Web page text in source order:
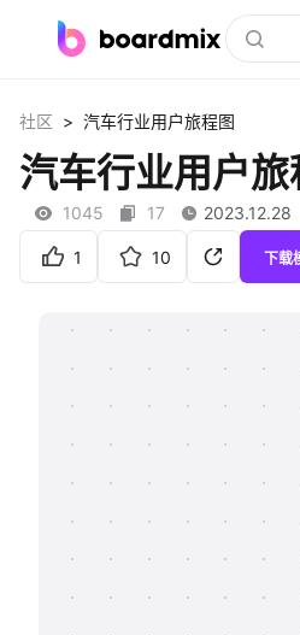
社区资源
下载
会员
私有化部署
客户案例
支持
知识分享社区
社区 > 汽车行业用户旅程图
汽车行业用户旅
1045 17 2023.12.28
1 10 下载